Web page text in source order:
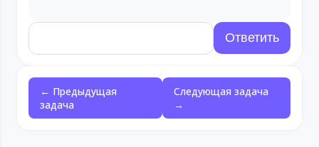
← Предыдущая
задача
Следующая задача
→